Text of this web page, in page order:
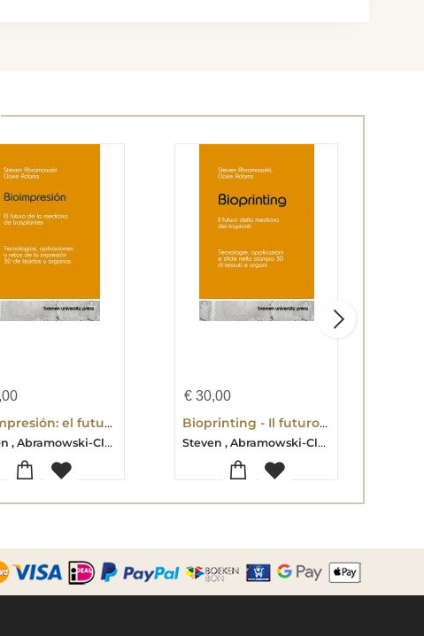
Bioimpresión: el futuro de la medicina de trasplantes
Steven , Abramowski-Claire , Adams
€ 30,00
Bioprinting - Il futuro della medicina dei trapianti
Steven , Abramowski-Claire , Adams